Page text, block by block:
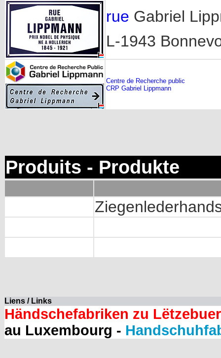
rue Gabriel
L-1943
Centre de Recherche public
CRP Gabriel Lippmann
Produits - Produkte
Liens / Links
Händschefabriken zu
au Luxembourg -